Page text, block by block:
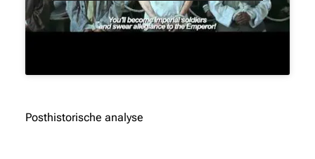
Posthistorische analyse